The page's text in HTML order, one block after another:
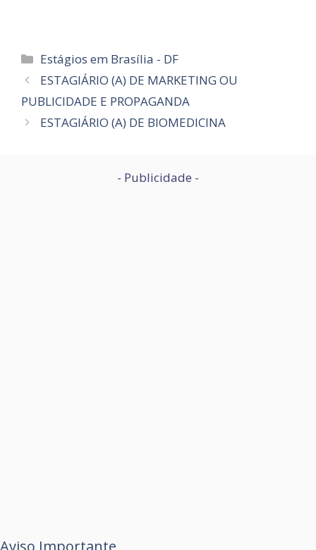
Categorias
Estágios em Brasília - DF
ESTAGIÁRIO (A) DE MARKETING OU
PUBLICIDADE E PROPAGANDA
ESTAGIÁRIO (A) DE BIOMEDICINA
- Publicidade -
Aviso Importante